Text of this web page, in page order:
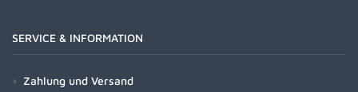
SERVICE & INFORMATION
Zahlung und Versand